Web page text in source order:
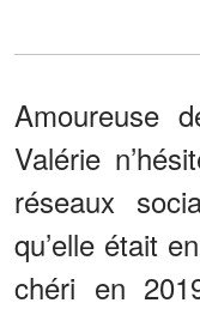
Amoureuse
Valérie
réseaux
qu’elle était
chéri en